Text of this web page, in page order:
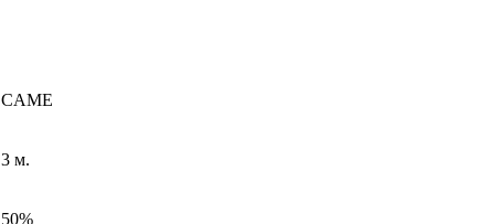
CAME
3 м.
50%